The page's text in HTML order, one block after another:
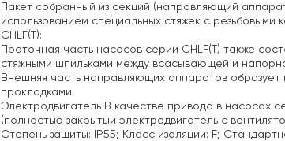
Пакет собранный из секций (направляющий
использованием специальных стяжек с
CHLF(T):
Проточная часть насосов серии CHLF(T) также
стяжными шпильками между всасывающей и
Внешняя часть направляющих аппаратов образует
прокладками.
Электродвигатель В качестве привода в насосах
(полностью закрытый электродвигатель с
Степень защиты: IP55; Класс изоляции: F;